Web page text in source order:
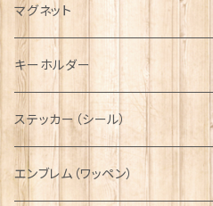
ディアストーカー
ニット帽
タータン【Bronte by Moon】
タータン【Glencroft】
ボタンラップマフラー【Aran Traditions】
サッシュ
スカーフ
ファッションマスク
チャーム
その他のアクセサリー
ラブスプーン【SION LLEWELLYN】
ラブスプーン【PAUL CURTIS】
ファブリック
ペーパーナプキン
ティーコジー
その他テーブルウェア
ジェネラルデザイン
乗り物
動物＆植物
国旗＆紋章
ミリタリー
NAVY
AIRFORCE
ピューター
マグネット
キーホルダー
ステッカー（シール）
エンブレム（ワッペン）